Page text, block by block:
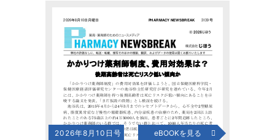
2026年8月10日号 eBOOKを見る